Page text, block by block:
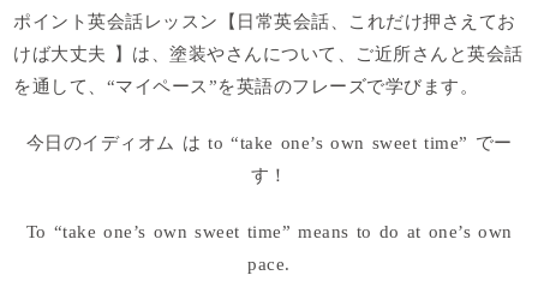
ポイント英会話レッスン【日常英会話、これだけ押さえてお
けば大丈夫 】は、塗装やさんについて、ご近所さんと英会話
を通して、“マイペース”を英語のフレーズで学びます。
今日のイディオム は to “take one’s own sweet time” でー
す！
To “take one’s own sweet time” means to do at one’s own
pace.